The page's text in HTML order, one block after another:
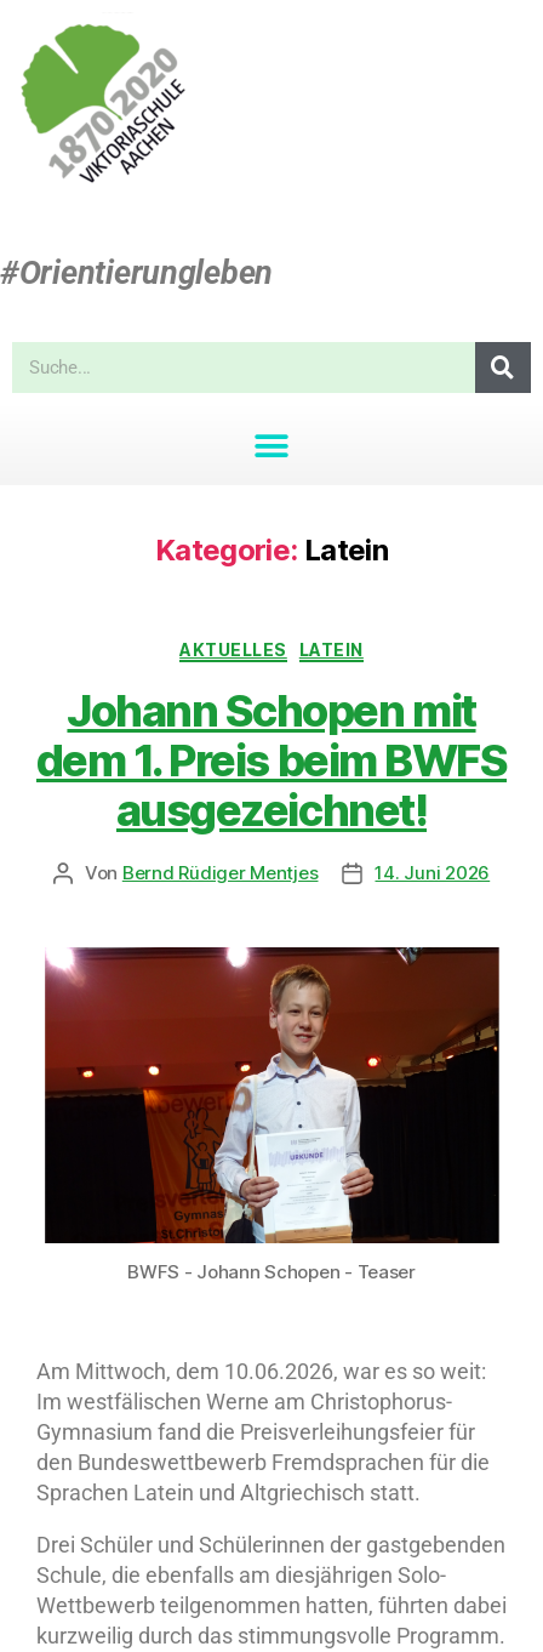
#Orientierungleben
Kategorie: Latein
AKTUELLES LATEIN
Johann Schopen mit
dem 1. Preis beim BWFS
ausgezeichnet!
Von Bernd Rüdiger Mentjes 14. Juni 2026
BWFS - Johann Schopen - Teaser
Am Mittwoch, dem 10.06.2026, war es so weit:
Im westfälischen Werne am Christophorus-
Gymnasium fand die Preisverleihungsfeier für
den Bundeswettbewerb Fremdsprachen für die
Sprachen Latein und Altgriechisch statt.
Drei Schüler und Schülerinnen der gastgebenden
Schule, die ebenfalls am diesjährigen Solo-
Wettbewerb teilgenommen hatten, führten dabei
kurzweilig durch das stimmungsvolle Programm.